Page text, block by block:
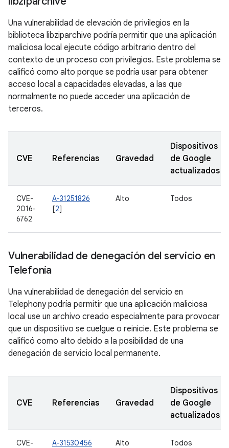
Una vulnerabilidad de elevación de privilegios en la
biblioteca libziparchive podría permitir que una aplicación
maliciosa local ejecute código arbitrario dentro del
contexto de un proceso con privilegios. Este problema se
calificó como alto porque se podría usar para obtener
acceso local a capacidades elevadas, a las que
normalmente no puede acceder una aplicación de
terceros.
CVE Referencias Gravedad
Dispositivos
de Google
actualizados
CVE-
2016-
6762
A-31251826
[2]
Alto Todos
Vulnerabilidad de denegación del servicio en
Telefonía
Una vulnerabilidad de denegación del servicio en
Telephony podría permitir que una aplicación maliciosa
local use un archivo creado especialmente para provocar
que un dispositivo se cuelgue o reinicie. Este problema se
calificó como alto debido a la posibilidad de una
denegación de servicio local permanente.
CVE Referencias Gravedad
Dispositivos
de Google
actualizados
CVE-
A-31530456 Alto Todos